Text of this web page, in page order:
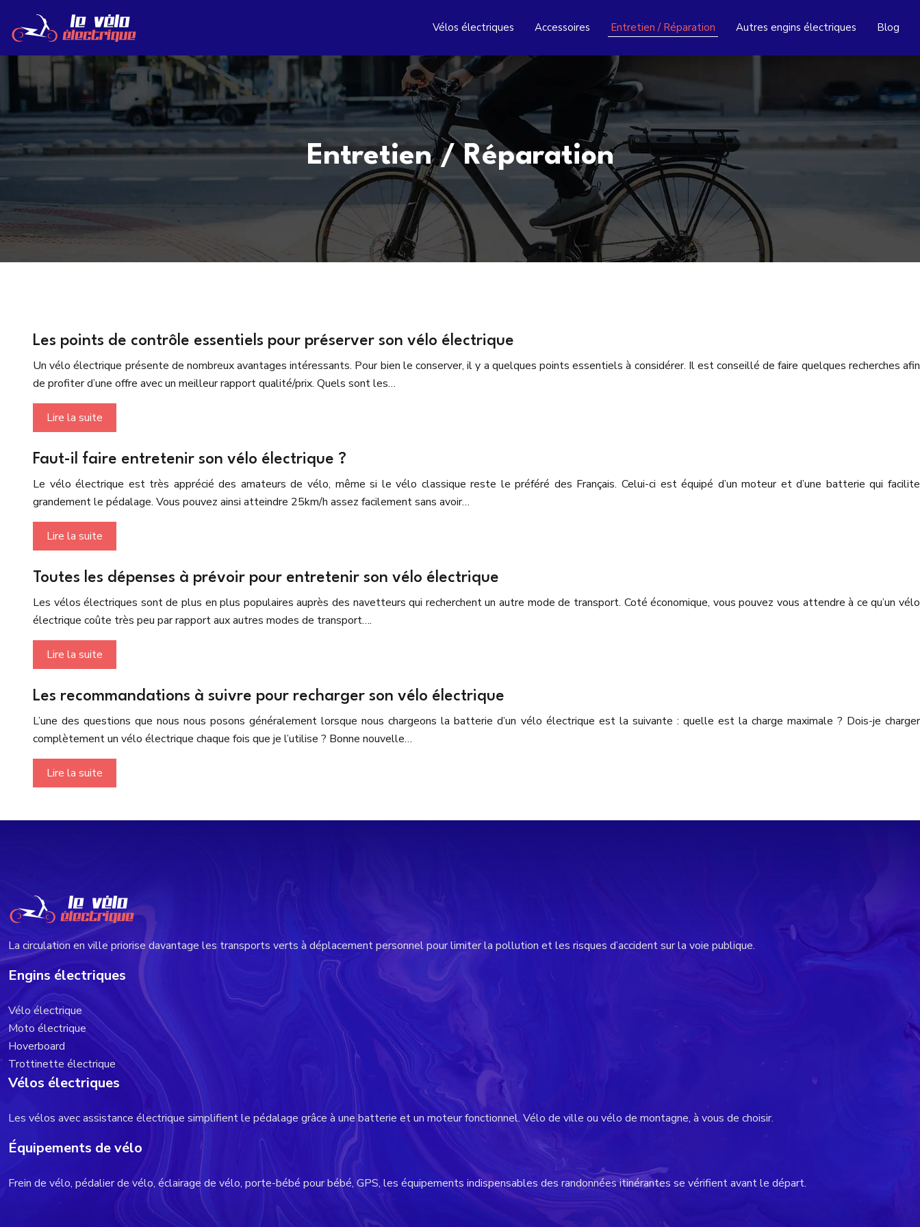
Vélos électriques Accessoires Entretien / Réparation Autres engins électriques Blog
Entretien / Réparation
Les points de contrôle essentiels pour préserver son vélo électrique
Un vélo électrique présente de nombreux avantages intéressants. Pour bien le conserver, il y a quelques points essentiels à considérer. Il est conseillé de faire quelques recherches afin
de profiter d’une offre avec un meilleur rapport qualité/prix. Quels sont les…
Lire la suite
Faut-il faire entretenir son vélo électrique ?
Le vélo électrique est très apprécié des amateurs de vélo, même si le vélo classique reste le préféré des Français. Celui-ci est équipé d’un moteur et d’une batterie qui facilite
grandement le pédalage. Vous pouvez ainsi atteindre 25km/h assez facilement sans avoir…
Lire la suite
Toutes les dépenses à prévoir pour entretenir son vélo électrique
Les vélos électriques sont de plus en plus populaires auprès des navetteurs qui recherchent un autre mode de transport. Coté économique, vous pouvez vous attendre à ce qu’un vélo
électrique coûte très peu par rapport aux autres modes de transport….
Lire la suite
Les recommandations à suivre pour recharger son vélo électrique
L’une des questions que nous nous posons généralement lorsque nous chargeons la batterie d’un vélo électrique est la suivante : quelle est la charge maximale ? Dois-je charger
complètement un vélo électrique chaque fois que je l’utilise ? Bonne nouvelle…
Lire la suite
La circulation en ville priorise davantage les transports verts à déplacement personnel pour limiter la pollution et les risques d’accident sur la voie publique.
Engins électriques
Vélo électrique
Moto électrique
Hoverboard
Trottinette électrique
Vélos électriques
Les vélos avec assistance électrique simplifient le pédalage grâce à une batterie et un moteur fonctionnel. Vélo de ville ou vélo de montagne, à vous de choisir.
Équipements de vélo
Frein de vélo, pédalier de vélo, éclairage de vélo, porte-bébé pour bébé, GPS, les équipements indispensables des randonnées itinérantes se vérifient avant le départ.